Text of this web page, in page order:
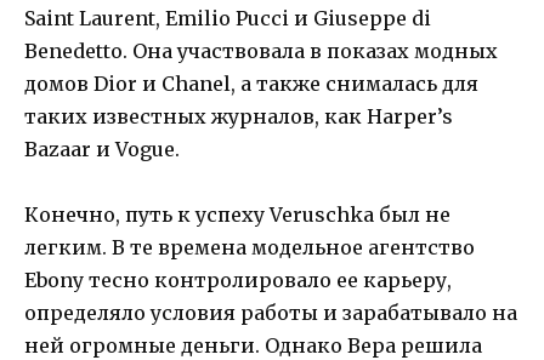
Saint Laurent, Emilio Pucci и Giuseppe di
Benedetto. Она участвовала в показах модных
домов Dior и Chanel, а также снималась для
таких известных журналов, как Harper’s
Bazaar и Vogue.
Конечно, путь к успеху Veruschka был не
легким. В те времена модельное агентство
Ebony тесно контролировало ее карьеру,
определяло условия работы и зарабатывало на
ней огромные деньги. Однако Вера решила